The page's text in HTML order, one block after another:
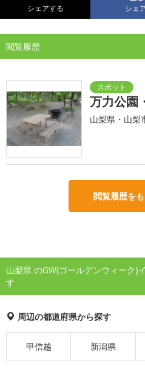
シェアする シェ
閲覧履歴
万力公園
山梨県・山梨
閲覧履歴を
山梨県 のGW(ゴールデンウィーク)
す
周辺の都道府県から探す
甲信越 新潟県